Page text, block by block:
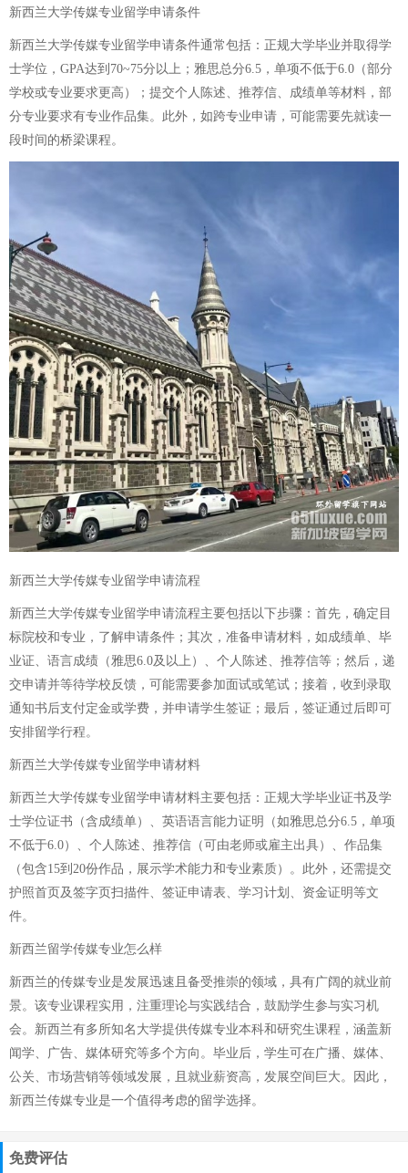
新西兰大学传媒专业留学申请条件
新西兰大学传媒专业留学申请条件通常包括：正规大学毕业并取得学
士学位，GPA达到70~75分以上；雅思总分6.5，单项不低于6.0（部分
学校或专业要求更高）；提交个人陈述、推荐信、成绩单等材料，部
分专业要求有专业作品集。此外，如跨专业申请，可能需要先就读一
段时间的桥梁课程。
新西兰大学传媒专业留学申请流程
新西兰大学传媒专业留学申请流程主要包括以下步骤：首先，确定目
标院校和专业，了解申请条件；其次，准备申请材料，如成绩单、毕
业证、语言成绩（雅思6.0及以上）、个人陈述、推荐信等；然后，递
交申请并等待学校反馈，可能需要参加面试或笔试；接着，收到录取
通知书后支付定金或学费，并申请学生签证；最后，签证通过后即可
安排留学行程。
新西兰大学传媒专业留学申请材料
新西兰大学传媒专业留学申请材料主要包括：正规大学毕业证书及学
士学位证书（含成绩单）、英语语言能力证明（如雅思总分6.5，单项
不低于6.0）、个人陈述、推荐信（可由老师或雇主出具）、作品集
（包含15到20份作品，展示学术能力和专业素质）。此外，还需提交
护照首页及签字页扫描件、签证申请表、学习计划、资金证明等文
件。
新西兰留学传媒专业怎么样
新西兰的传媒专业是发展迅速且备受推崇的领域，具有广阔的就业前
景。该专业课程实用，注重理论与实践结合，鼓励学生参与实习机
会。新西兰有多所知名大学提供传媒专业本科和研究生课程，涵盖新
闻学、广告、媒体研究等多个方向。毕业后，学生可在广播、媒体、
公关、市场营销等领域发展，且就业薪资高，发展空间巨大。因此，
新西兰传媒专业是一个值得考虑的留学选择。
免费评估